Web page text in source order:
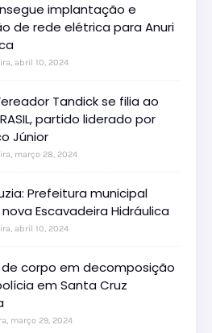
implantação e
de rede elétrica para Anuri
abril 10, 2024
Tandick se filia ao
partido liderado por
Júnior
março 28, 2024
Prefeitura municipal
Escavadeira Hidráulica
abril 10, 2024
de corpo em decomposição
em Santa Cruz
março 29, 2024